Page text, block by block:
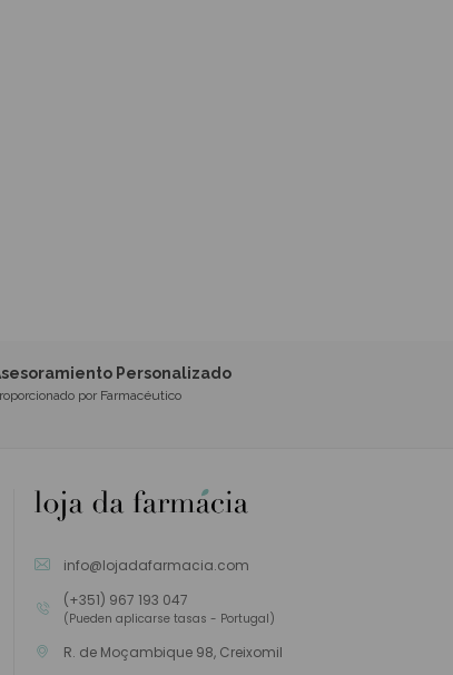
Personalizado
por Farmacéutico
info@lojadafarmacia.com
(+351) 967 193 047
(Pueden aplicarse tasas - Portugal)
R. de Moçambique 98, Creixomil